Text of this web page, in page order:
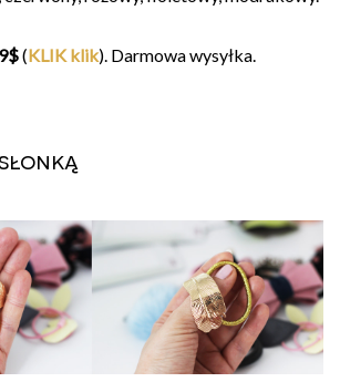
(KLIK klik). Darmowa wysyłka.